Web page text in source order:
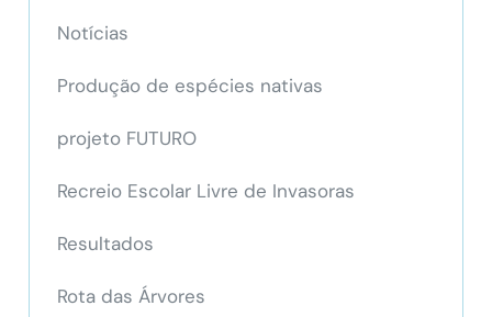
Notícias
Produção de espécies nativas
projeto FUTURO
Recreio Escolar Livre de Invasoras
Resultados
Rota das Árvores